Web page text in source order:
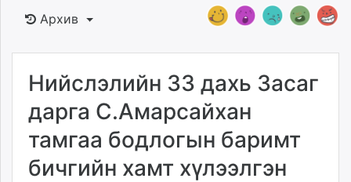
Банк санхүү
Бизнес ААН
Төрийн
dorgio.mn
Gogo.mn
Архив
Нийслэлийн 33 дахь Засаг
дарга С.Амарсайхан
тамгаа бодлогын баримт
бичгийн хамт хүлээлгэн